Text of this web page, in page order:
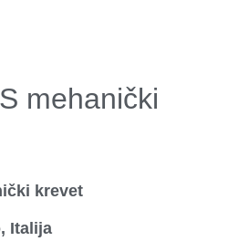
mehanički
krevet
Italija